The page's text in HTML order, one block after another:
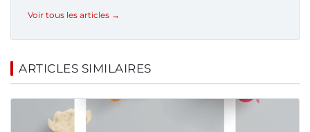
Voir tous les articles →
ARTICLES SIMILAIRES